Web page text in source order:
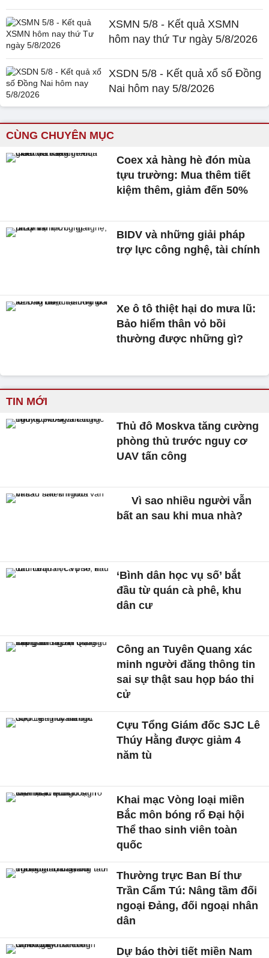
XSMN 5/8 - Kết quả XSMN
hôm nay thứ Tư ngày 5/8/2026
XSDN 5/8 - Kết quả xổ số Đồng
Nai hôm nay 5/8/2026
CÙNG CHUYÊN MỤC
Coex xả hàng hè đón mùa
tựu trường: Mua thêm tiết
kiệm thêm, giảm đến 50%
BIDV và những giải pháp
trợ lực công nghệ, tài chính
Xe ô tô thiệt hại do mưa lũ:
Bảo hiểm thân vỏ bồi
thường được những gì?
TIN MỚI
Thủ đô Moskva tăng cường
phòng thủ trước nguy cơ
UAV tấn công
Vì sao nhiều người vẫn
bất an sau khi mua nhà?
‘Bình dân học vụ số’ bắt
đầu từ quán cà phê, khu
dân cư
Công an Tuyên Quang xác
minh người đăng thông tin
sai sự thật sau họp báo thi
cử
Cựu Tổng Giám đốc SJC Lê
Thúy Hằng được giảm 4
năm tù
Khai mạc Vòng loại miền
Bắc môn bóng rổ Đại hội
Thể thao sinh viên toàn
quốc
Thường trực Ban Bí thư
Trần Cẩm Tú: Nâng tầm đối
ngoại Đảng, đối ngoại nhân
dân
Dự báo thời tiết miền Nam